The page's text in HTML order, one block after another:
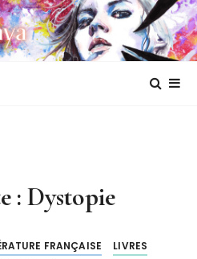
de Shaya
: Dystopie
FRANÇAISE
LIVRES